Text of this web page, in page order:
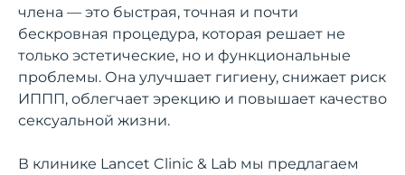
члена — это быстрая, точная и почти
бескровная процедура, которая решает не
только эстетические, но и функциональные
проблемы. Она улучшает гигиену, снижает риск
ИППП, облегчает эрекцию и повышает качество
сексуальной жизни.
В клинике Lancet Clinic & Lab мы предлагаем